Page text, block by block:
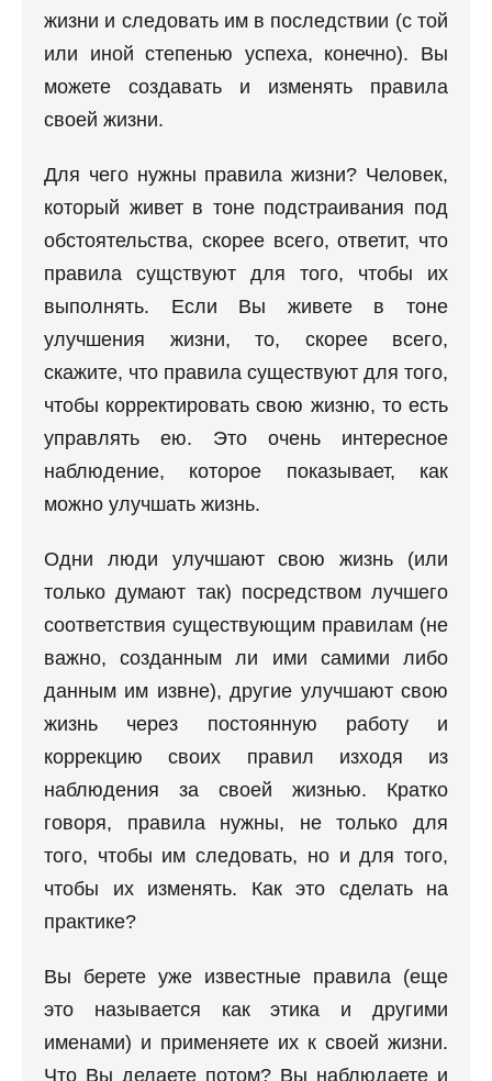
жизни и следовать им в последствии (с той
или иной степенью успеха, конечно). Вы
можете создавать и изменять правила
своей жизни.
Для чего нужны правила жизни? Человек,
который живет в тоне подстраивания под
обстоятельства, скорее всего, ответит, что
правила сущствуют для того, чтобы их
выполнять. Если Вы живете в тоне
улучшения жизни, то, скорее всего,
скажите, что правила существуют для того,
чтобы корректировать свою жизню, то есть
управлять ею. Это очень интересное
наблюдение, которое показывает, как
можно улучшать жизнь.
Одни люди улучшают свою жизнь (или
только думают так) посредством лучшего
соответствия существующим правилам (не
важно, созданным ли ими самими либо
данным им извне), другие улучшают свою
жизнь через постоянную работу и
коррекцию своих правил изходя из
наблюдения за своей жизнью. Кратко
говоря, правила нужны, не только для
того, чтобы им следовать, но и для того,
чтобы их изменять. Как это сделать на
практике?
Вы берете уже известные правила (еще
это называется как этика и другими
именами) и применяете их к своей жизни.
Что Вы делаете потом? Вы наблюдаете и